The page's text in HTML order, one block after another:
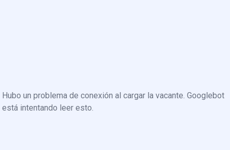
Hubo un problema de conexión al cargar la vacante. Googlebot
está intentando leer esto.